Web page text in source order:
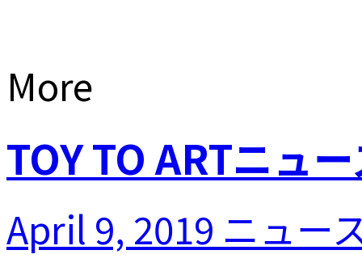
More
TOY TO ARTニュ
April 9, 2019 ニュー